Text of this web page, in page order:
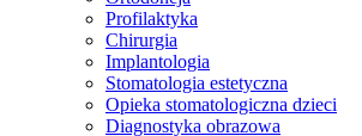
Profilaktyka
Chirurgia
Implantologia
Stomatologia estetyczna
Opieka stomatologiczna dzieci
Diagnostyka obrazowa